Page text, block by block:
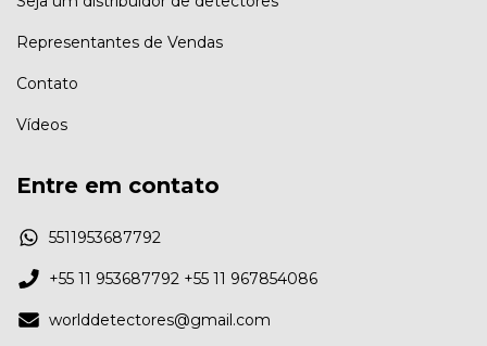
Representantes de Vendas
Contato
Vídeos
Entre em contato
5511953687792
+55 11 953687792 +55 11 967854086
worlddetectores@gmail.com